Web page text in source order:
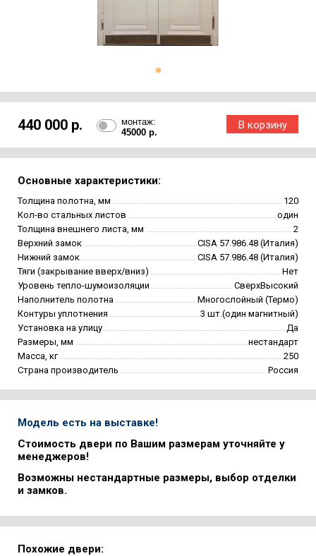
440 000 р.
монтаж:
45000 р.
Основные характеристики:
Толщина полотна, мм
120
Кол-во стальных листов
один
Толщина внешнего листа, мм
2
Верхний замок
CISA 57.986.48 (Италия)
Нижний замок
CISA 57.986.48 (Италия)
Тяги (закрывание вверх/вниз)
Нет
Уровень тепло-шумоизоляции
СверхВысокий
Наполнитель полотна
Многослойный (Термо)
Контуры уплотнения
3 шт.(один магнитный)
Установка на улицу
Да
Размеры, мм
нестандарт
Масса, кг
250
Страна производитель
Россия
Модель есть на выставке!
Стоимость двери по Вашим размерам уточняйте у
менеджеров!
Возможны нестандартные размеры, выбор отделки
и замков.
Похожие двери: